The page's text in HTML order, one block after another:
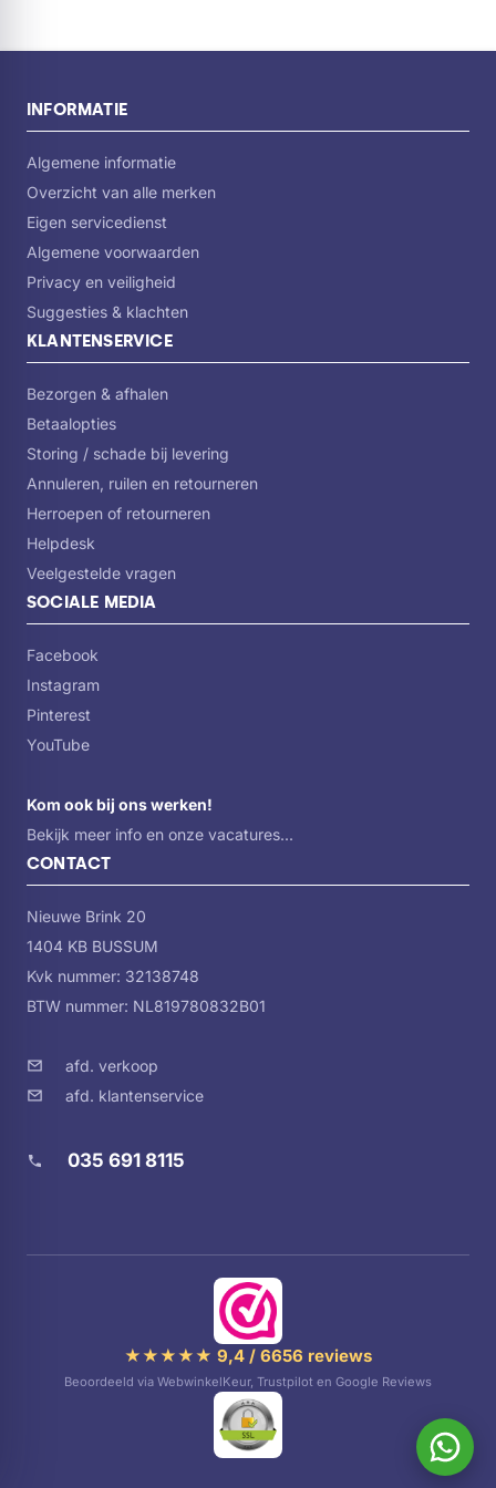
IKEA keukens.
Belangrijkste kenmerken:
7000 serie ProClean:
Superieure reinigingsresultaten met maximale zorg voor
Energieklasse C:
42 dB geluidsniveau:
Zeer stille werking, ideaal voor woningen met een open
Aanpasbare lade voor bestek en groot keukengerei van
Sproeiarm met drie keer beter bereik voor een volledige
AirDry-technologie:
deuropening aan het einde van de cyclus.
Beam-on-floor:
Twee-kleuren indicator op de vloer die de status van de
QuickSelect:
Eenvoudige digitale schuifregelaar voor een moeiteloze
programma-instelling.
Schuifscharnieren:
Flexibele installatie, waardoor de vaatwasser in vrijwel
INFORMATIE
Algemene informatie
Overzicht van alle merken
Eigen servicedienst
Algemene voorwaarden
Privacy en veiligheid
Suggesties & klachten
KLANTENSERVICE
Bezorgen & afhalen
Betaalopties
Storing / schade bij levering
Annuleren, ruilen en retourneren
Herroepen of retourneren
Helpdesk
Veelgestelde vragen
SOCIALE MEDIA
Facebook
Instagram
Pinterest
YouTube
Kom ook bij ons werken!
Bekijk meer info en onze vacatures...
CONTACT
Nieuwe Brink 20
1404 KB BUSSUM
Kvk nummer: 32138748
BTW nummer: NL819780832B01
afd. verkoop
afd. klantenservice
035 691 8115
★★★★★ 9,4 / 6656 reviews
Beoordeeld via WebwinkelKeur, Trustpilot en Google Reviews